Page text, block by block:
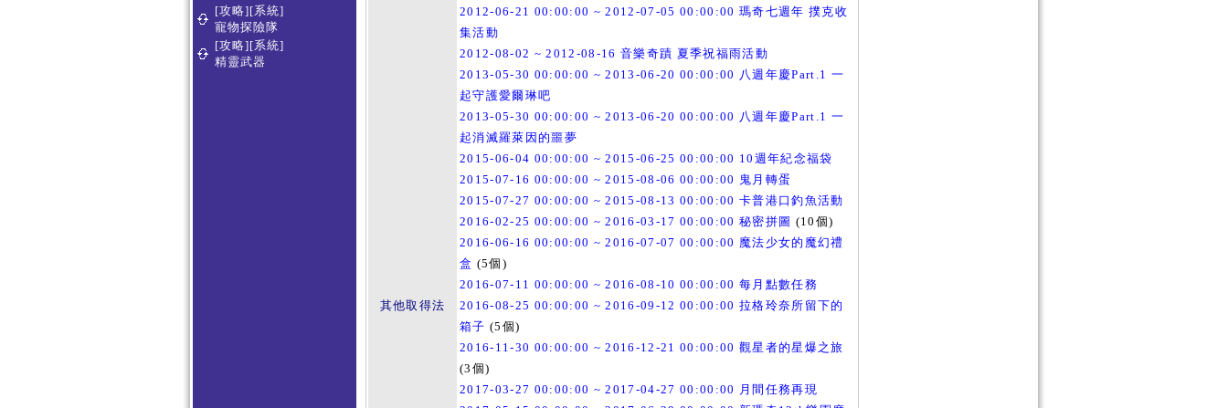
[攻略][系統]
寵物探險隊
[攻略][系統]
精靈武器
其他取得法
2012-06-21 00:00:00 ~ 2012-07-05 00:00:00 瑪奇七週年 撲克收
集活動
2012-08-02 ~ 2012-08-16 音樂奇蹟 夏季祝福雨活動
2013-05-30 00:00:00 ~ 2013-06-20 00:00:00 八週年慶Part.1 一
起守護愛爾琳吧
2013-05-30 00:00:00 ~ 2013-06-20 00:00:00 八週年慶Part.1 一
起消滅羅萊因的噩夢
2015-06-04 00:00:00 ~ 2015-06-25 00:00:00 10週年紀念福袋
2015-07-16 00:00:00 ~ 2015-08-06 00:00:00 鬼月轉蛋
2015-07-27 00:00:00 ~ 2015-08-13 00:00:00 卡普港口釣魚活動
2016-02-25 00:00:00 ~ 2016-03-17 00:00:00 秘密拼圖 (10個)
2016-06-16 00:00:00 ~ 2016-07-07 00:00:00 魔法少女的魔幻禮
盒 (5個)
2016-07-11 00:00:00 ~ 2016-08-10 00:00:00 每月點數任務
2016-08-25 00:00:00 ~ 2016-09-12 00:00:00 拉格玲奈所留下的
箱子 (5個)
2016-11-30 00:00:00 ~ 2016-12-21 00:00:00 觀星者的星爆之旅
(3個)
2017-03-27 00:00:00 ~ 2017-04-27 00:00:00 月間任務再現